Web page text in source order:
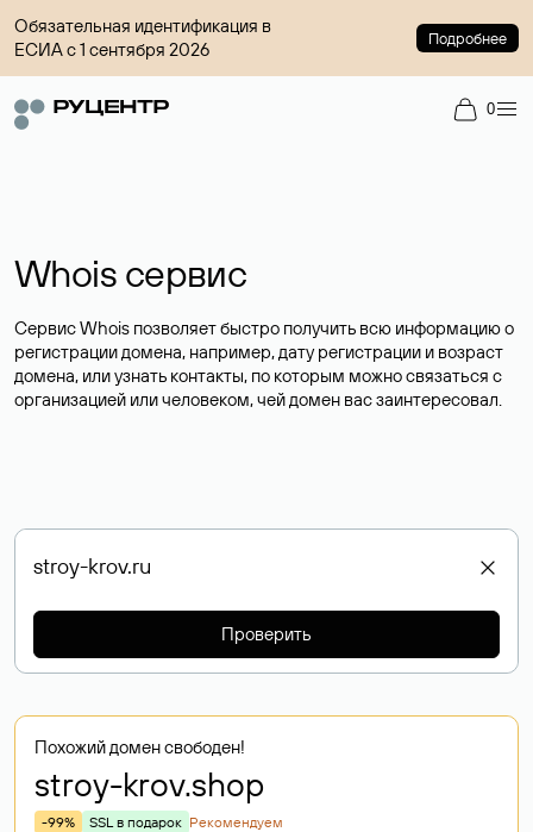
Обязательная идентификация в
ЕСИА с 1 сентября 2026
Подробнее
0
Whois сервис
Сервис Whois позволяет быстро получить всю информацию о
регистрации домена, например, дату регистрации и возраст
домена, или узнать контакты, по которым можно связаться с
организацией или человеком, чей домен вас заинтересовал.
Проверить
Похожий домен свободен!
stroy-krov.shop
-99% SSL в подарок Рекомендуем